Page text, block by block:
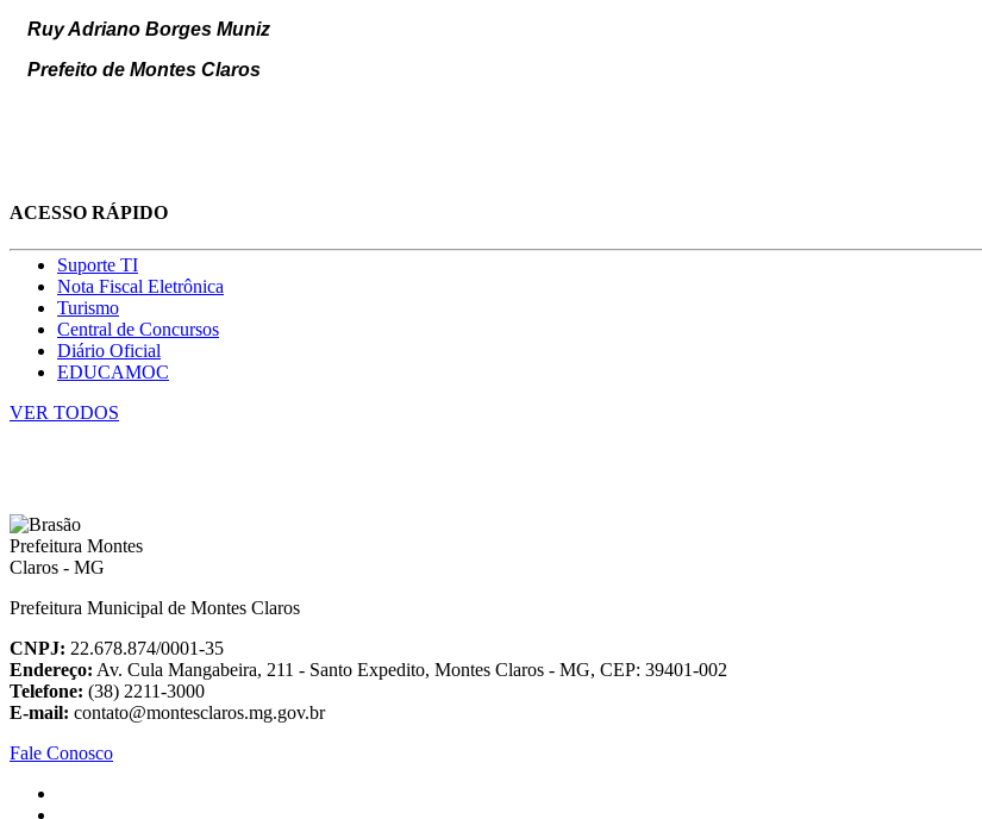
Ruy Adriano Borges Muniz
Prefeito de Montes Claros
ACESSO RÁPIDO
Suporte TI
Nota Fiscal Eletrônica
Turismo
Central de Concursos
Diário Oficial
EDUCAMOC
VER TODOS
Prefeitura Municipal de Montes Claros
CNPJ: 22.678.874/0001-35
Endereço: Av. Cula Mangabeira, 211 - Santo Expedito, Montes Claros - MG, CEP: 39401-002
Telefone: (38) 2211-3000
E-mail: contato@montesclaros.mg.gov.br
Fale Conosco